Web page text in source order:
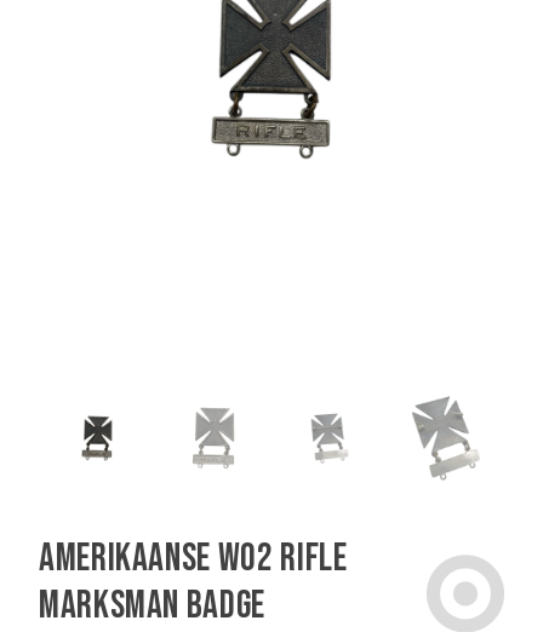
Amerikaanse WO2 Rifle
marksman badge